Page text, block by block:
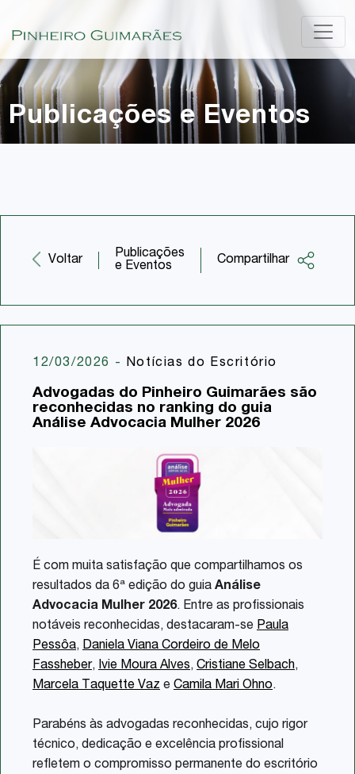
Publicações e Eventos
Voltar
Publicações
e Eventos
Compartilhar
Twitter
Share
12/03/2026 - Notícias do Escritório
Advogadas do Pinheiro Guimarães são
reconhecidas no ranking do guia
Análise Advocacia Mulher 2026
É com muita satisfação que compartilhamos os
resultados da 6ª edição do guia Análise
Advocacia Mulher 2026. Entre as profissionais
notáveis reconhecidas, destacaram-se Paula
Pessôa, Daniela Viana Cordeiro de Melo
Fassheber, Ivie Moura Alves, Cristiane Selbach,
Marcela Taquette Vaz e Camila Mari Ohno.
Parabéns às advogadas reconhecidas, cujo rigor
técnico, dedicação e excelência profissional
refletem o compromisso permanente do escritório